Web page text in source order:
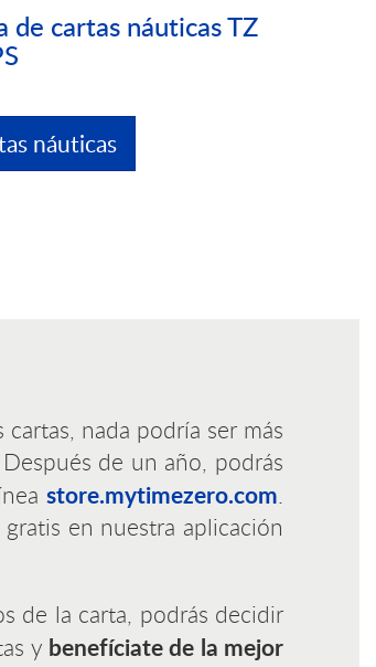
cartas náuticas TZ
náuticas
nada podría ser más
de un año, podrás
store.mytimezero.com.
en nuestra aplicación
de la carta, podrás decidir
y benefíciate de la mejor